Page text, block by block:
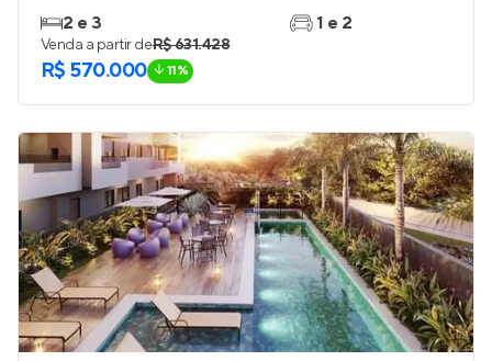
2 e 3
1 e 2
Venda a partir deR$ 631.428
R$ 570.000 11%